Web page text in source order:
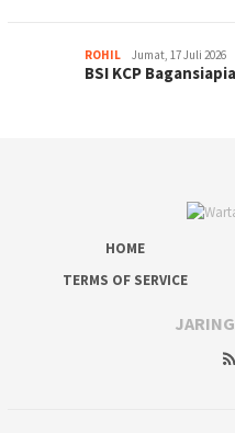
ROHIL Jumat, 17 Juli 2026
BSI KCP
HOME
TERMS OF SERVICE